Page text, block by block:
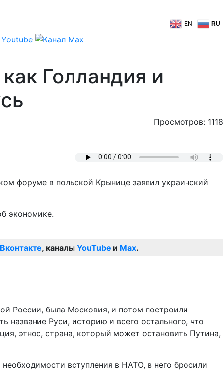
EN RU
Голландия и
Просмотров: 1118
форуме в польской Крынице заявил украинский
экономике.
Вконтакте, каналы YouTube и Max.
России, была Московия, и потом построили
название Руси, историю и всего остального, что
этнос, страна, который может остановить Путина,
вступления в НАТО, в него бросили